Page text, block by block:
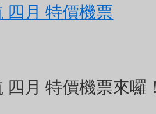
四月 特價機票
四月 特價機票來囉